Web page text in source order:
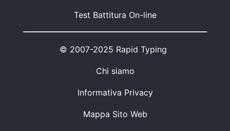
Test Battitura On-line
© 2007-2025 Rapid Typing
Chi siamo
Informativa Privacy
Mappa Sito Web